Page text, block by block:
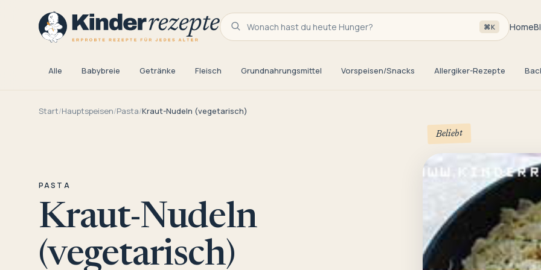
Wonach hast du heute Hunger? ⌘K Home
Alle Babybreie Getränke Fleisch Grundnahrungsmittel Vorspeisen/Snacks Allergiker-Rezepte
Start/Hauptspeisen/Pasta/Kraut-Nudeln (vegetarisch)
PASTA
Kraut-Nudeln
(vegetarisch)
Beliebt